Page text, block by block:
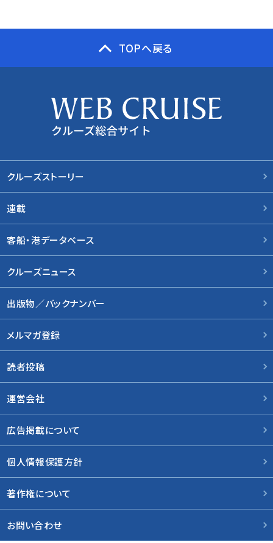
TOPへ戻る
クルーズストーリー
連載
客船・港データベース
クルーズニュース
出版物／バックナンバー
メルマガ登録
読者投稿
運営会社
広告掲載について
個人情報保護方針
著作権について
お問い合わせ